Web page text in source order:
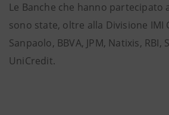
Le Banche che hanno partecipato
sono state, oltre alla Divisione IMI
Sanpaolo, BBVA, JPM, Natixis, RBI,
UniCredit.